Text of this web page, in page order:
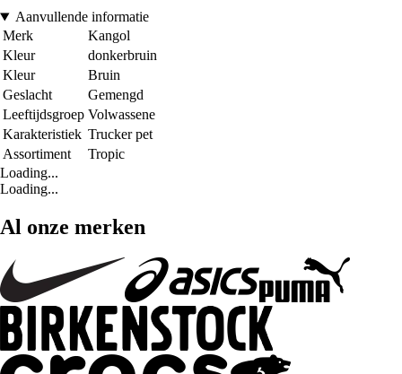
Aanvullende informatie
Merk
Kangol
Kleur
donkerbruin
Kleur
Bruin
Geslacht
Gemengd
Leeftijdsgroep Volwassene
Karakteristiek Trucker pet
Assortiment
Tropic
Loading...
Loading...
Al onze merken